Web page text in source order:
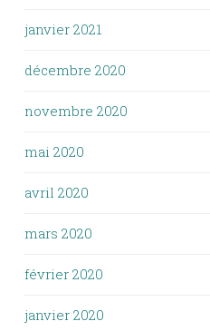
janvier 2021
décembre 2020
novembre 2020
mai 2020
avril 2020
mars 2020
février 2020
janvier 2020